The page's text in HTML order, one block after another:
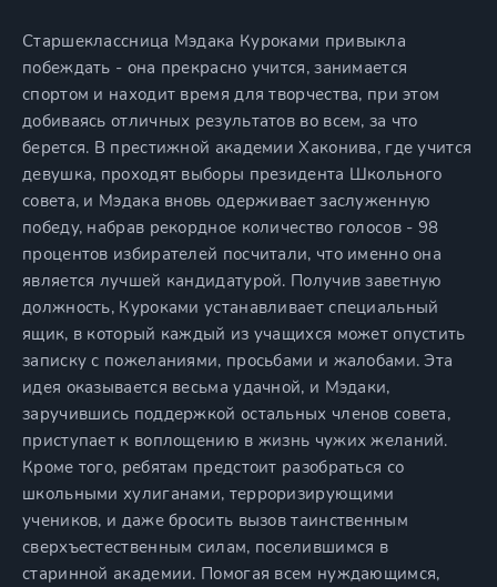
Старшеклассница Мэдака Куроками привыкла
побеждать - она прекрасно учится, занимается
спортом и находит время для творчества, при этом
добиваясь отличных результатов во всем, за что
берется. В престижной академии Хаконива, где учится
девушка, проходят выборы президента Школьного
совета, и Мэдака вновь одерживает заслуженную
победу, набрав рекордное количество голосов - 98
процентов избирателей посчитали, что именно она
является лучшей кандидатурой. Получив заветную
должность, Куроками устанавливает специальный
ящик, в который каждый из учащихся может опустить
записку с пожеланиями, просьбами и жалобами. Эта
идея оказывается весьма удачной, и Мэдаки,
заручившись поддержкой остальных членов совета,
приступает к воплощению в жизнь чужих желаний.
Кроме того, ребятам предстоит разобраться со
школьными хулиганами, терроризирующими
учеников, и даже бросить вызов таинственным
сверхъестественным силам, поселившимся в
старинной академии. Помогая всем нуждающимся,